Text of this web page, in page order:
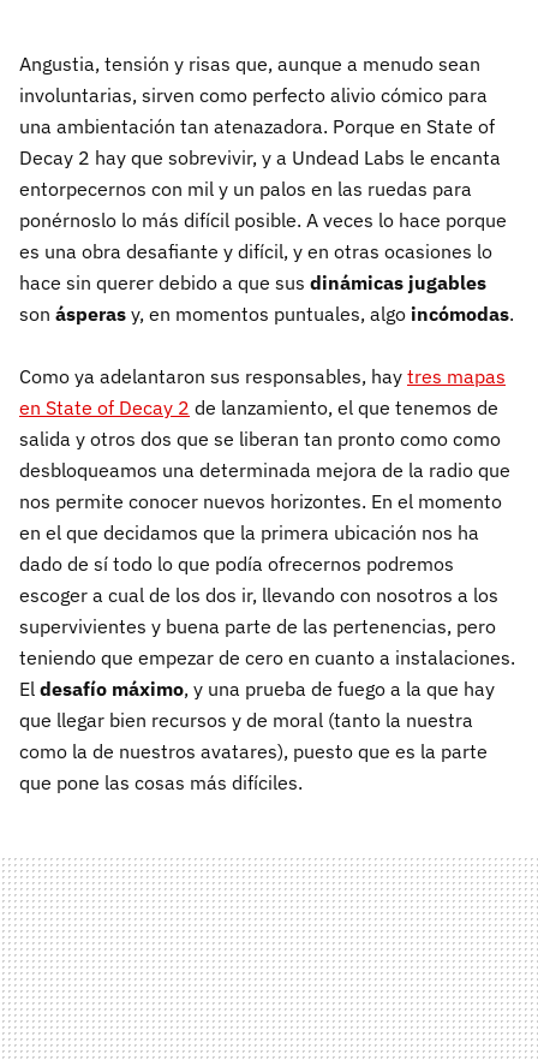
Angustia, tensión y risas que, aunque a menudo sean
involuntarias, sirven como perfecto alivio cómico para
una ambientación tan atenazadora. Porque en State of
Decay 2 hay que sobrevivir, y a Undead Labs le encanta
entorpecernos con mil y un palos en las ruedas para
ponérnoslo lo más difícil posible. A veces lo hace porque
es una obra desafiante y difícil, y en otras ocasiones lo
hace sin querer debido a que sus dinámicas jugables
son ásperas y, en momentos puntuales, algo incómodas.
Como ya adelantaron sus responsables, hay tres mapas
en State of Decay 2 de lanzamiento, el que tenemos de
salida y otros dos que se liberan tan pronto como como
desbloqueamos una determinada mejora de la radio que
nos permite conocer nuevos horizontes. En el momento
en el que decidamos que la primera ubicación nos ha
dado de sí todo lo que podía ofrecernos podremos
escoger a cual de los dos ir, llevando con nosotros a los
supervivientes y buena parte de las pertenencias, pero
teniendo que empezar de cero en cuanto a instalaciones.
El desafío máximo, y una prueba de fuego a la que hay
que llegar bien recursos y de moral (tanto la nuestra
como la de nuestros avatares), puesto que es la parte
que pone las cosas más difíciles.